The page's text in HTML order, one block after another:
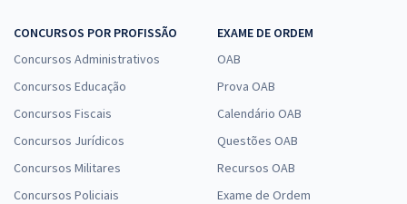
CONCURSOS POR PROFISSÃO
Concursos Administrativos
Concursos Educação
Concursos Fiscais
Concursos Jurídicos
Concursos Militares
Concursos Policiais
EXAME DE ORDEM
OAB
Prova OAB
Calendário OAB
Questões OAB
Recursos OAB
Exame de Ordem